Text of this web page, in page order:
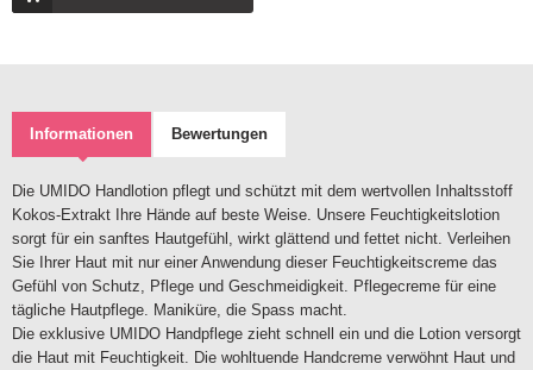
Informationen Bewertungen
Die UMIDO Handlotion pflegt und schützt mit dem wertvollen Inhaltsstoff
Kokos-Extrakt Ihre Hände auf beste Weise. Unsere Feuchtigkeitslotion
sorgt für ein sanftes Hautgefühl, wirkt glättend und fettet nicht. Verleihen
Sie Ihrer Haut mit nur einer Anwendung dieser Feuchtigkeitscreme das
Gefühl von Schutz, Pflege und Geschmeidigkeit. Pflegecreme für eine
tägliche Hautpflege. Maniküre, die Spass macht.
Die exklusive UMIDO Handpflege zieht schnell ein und die Lotion versorgt
die Haut mit Feuchtigkeit. Die wohltuende Handcreme verwöhnt Haut und